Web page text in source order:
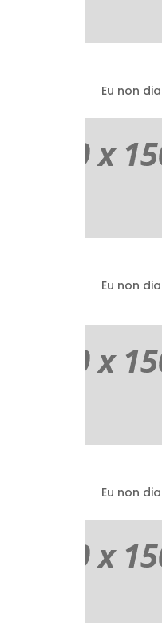
Eu non
Eu non
Eu non